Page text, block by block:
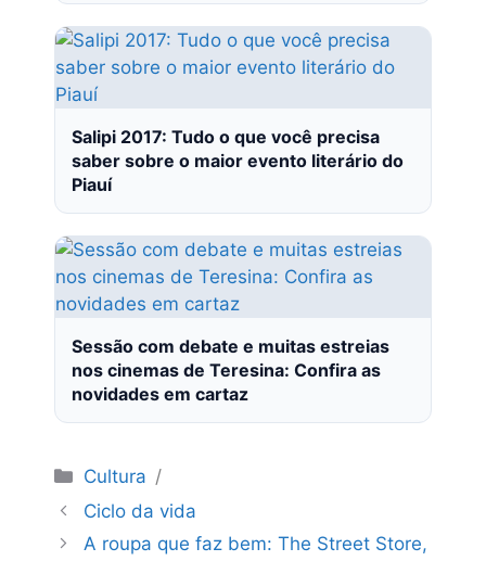
Salipi 2017: Tudo o que você precisa
saber sobre o maior evento literário do
Piauí
Sessão com debate e muitas estreias
nos cinemas de Teresina: Confira as
novidades em cartaz
Categorias
Cultura
Ciclo da vida
A roupa que faz bem: The Street Store,